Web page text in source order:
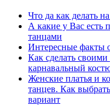
Что да как делать
А какие у Вас есть
танцами
Интересные факты
Как сделать
карнавальный
Женские платья и
танцев. Как
вариант